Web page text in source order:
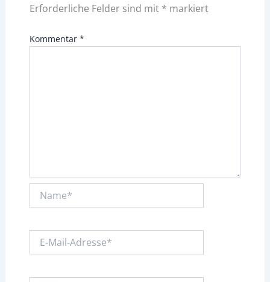
Erforderliche Felder sind mit * markiert
Kommentar *
Mail-